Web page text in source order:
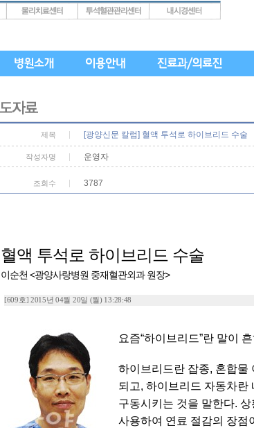
제목 [광양신문 칼럼] 혈액 투석로 하이브리드 수술
작성자명 운영자
조회수 3787
혈액 투석로 하이브리드 수술
이순천 <광양사랑병원 중재혈관외과 원장>
[609호] 2015년 04월 20일 (월) 13:28:48
요즘“하이브리드”란 말이
하이브리드란 잡종, 혼합물
되고, 하이브리드 자동차란
구동시키는 것을 말한다.
사용하여 연료 절감의 장점